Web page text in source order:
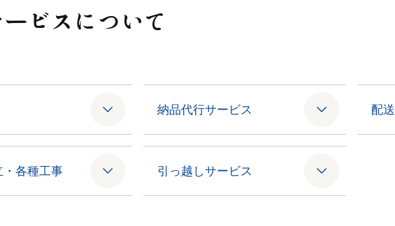
ビスについて
納品代行サービス 配送
各種工事 引っ越しサービス